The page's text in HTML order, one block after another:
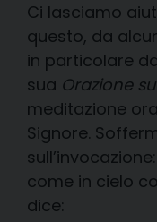
Ci lasciamo
questo, da
in particolare
sua Orazione
meditazione
Signore.
come in cielo
dice: